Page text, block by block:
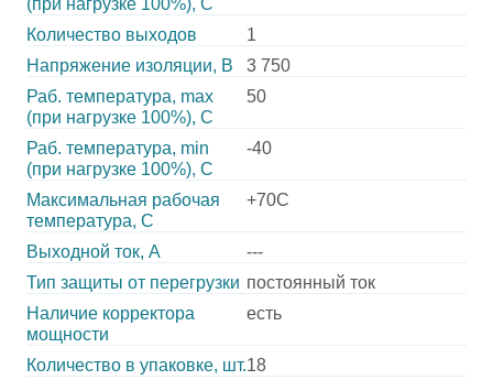
(при нагрузке 100%), C
Количество выходов
1
Напряжение изоляции, В
3 750
Раб. температура, max
(при нагрузке 100%), C
50
Раб. температура, min
(при нагрузке 100%), C
-40
Максимальная рабочая
температура, C
+70C
Выходной ток, А
---
Тип защиты от перегрузки постоянный ток
Наличие корректора
мощности
есть
Количество в упаковке, шт.18